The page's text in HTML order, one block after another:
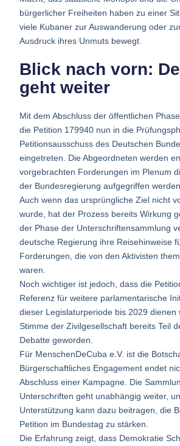
bürgerlicher Freiheiten haben zu einer
viele Kubaner zur Auswanderung oder
Ausdruck ihres Unmuts bewegt.
Blick nach vorn:
geht weiter
Mit dem Abschluss der öffentlichen
die Petition 179940 nun in die
Petitionsausschuss des Deutschen
eingetreten. Die Abgeordneten werden
vorgebrachten Forderungen im Plenum
der Bundesregierung aufgegriffen werden
Auch wenn das ursprüngliche Ziel nicht
wurde, hat der Prozess bereits Wirkung
der Phase der Unterschriftensammlung
deutsche Regierung ihre Reisehinweise
Forderungen, die von den Aktivisten
waren.
Noch wichtiger ist jedoch, dass die
Referenz für weitere parlamentarische
dieser Legislaturperiode bis 2029 dienen
Stimme der Zivilgesellschaft bereits Teil
Debatte geworden.
Für MenschenDeCuba e.V. ist die
Bürgerschaftliches Engagement endet
Abschluss einer Kampagne. Die
Unterschriften geht unabhängig weiter,
Unterstützung kann dazu beitragen, die
Petition im Bundestag zu stärken.
Die Erfahrung zeigt, dass Demokratie